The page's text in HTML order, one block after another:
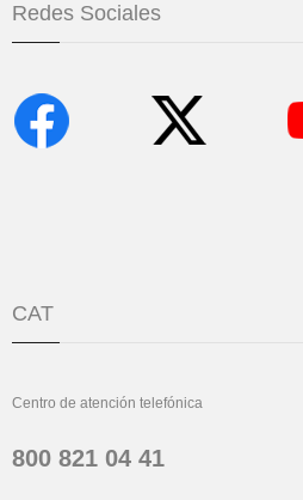
Redes Sociales
CAT
Centro de atención telefónica
800 821 04 41